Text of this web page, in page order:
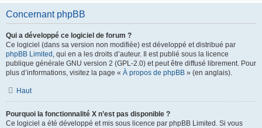
Concernant phpBB
Qui a développé ce logiciel de forum ?
Ce logiciel (dans sa version non modifiée) est développé et distribué par
phpBB Limited , qui en a les droits d’auteur. Il est publié sous la licence
publique générale GNU version 2 (GPL-2.0) et peut être diffusé librement. Pour
plus d’informations, visitez la page « À propos de phpBB » (en anglais).
Haut
Pourquoi la fonctionnalité X n’est pas disponible ?
Ce logiciel a été développé et mis sous licence par phpBB Limited. Si vous